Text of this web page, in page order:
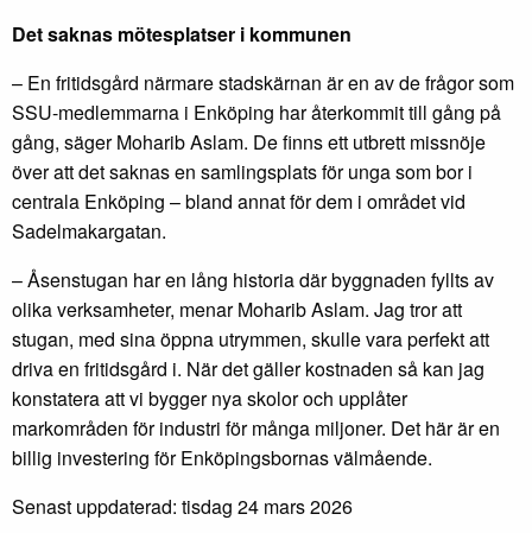
Det saknas mötesplatser i kommunen
– En fritidsgård närmare stadskärnan är en av de frågor som
SSU-medlemmarna i Enköping har återkommit till gång på
gång, säger Moharib Aslam. De finns ett utbrett missnöje
över att det saknas en samlingsplats för unga som bor i
centrala Enköping – bland annat för dem i området vid
Sadelmakargatan.
– Åsenstugan har en lång historia där byggnaden fyllts av
olika verksamheter, menar Moharib Aslam. Jag tror att
stugan, med sina öppna utrymmen, skulle vara perfekt att
driva en fritidsgård i. När det gäller kostnaden så kan jag
konstatera att vi bygger nya skolor och upplåter
markområden för industri för många miljoner. Det här är en
billig investering för Enköpingsbornas välmående.
Senast uppdaterad: tisdag 24 mars 2026